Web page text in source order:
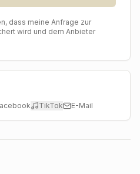
dass meine Anfrage zur
wird und dem Anbieter
TikTok E-Mail